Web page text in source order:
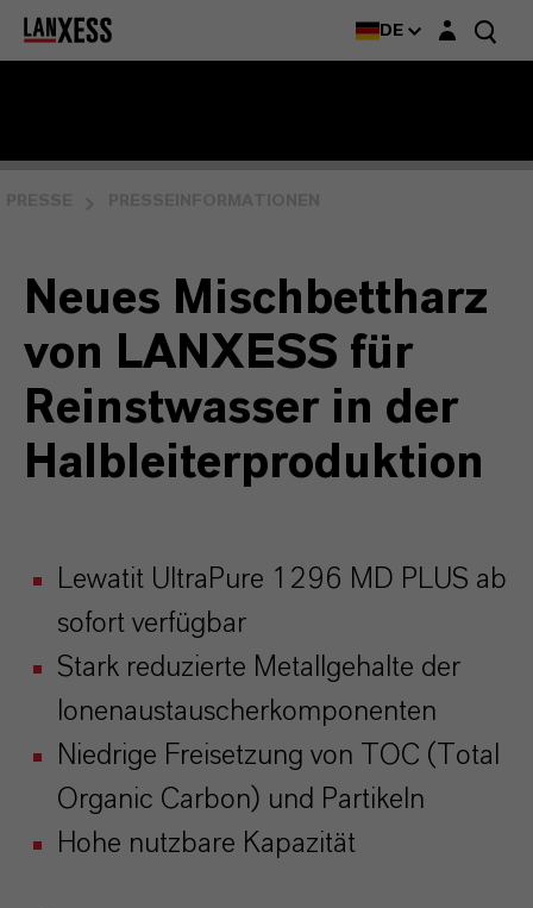
DE Login-Maske
Neues Mischbettharz
von LANXESS für
Reinstwasser in der
Halbleiterproduktion
Lewatit UltraPure 1296 MD PLUS ab
sofort verfügbar
Stark reduzierte Metallgehalte der
Ionenaustauscherkomponenten
Niedrige Freisetzung von TOC (Total
Organic Carbon) und Partikeln
Hohe nutzbare Kapazität